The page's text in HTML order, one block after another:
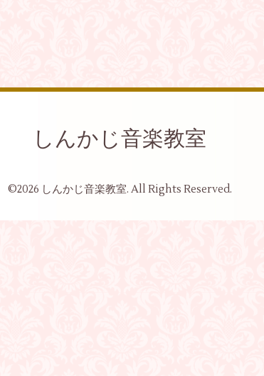
しんかじ音楽教室
©2026 しんかじ音楽教室. All Rights Reserved.